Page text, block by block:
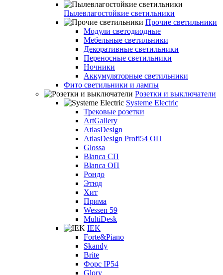
Пылевлагостойкие светильники
Прочие светильники
Модули светодиодные
Мебельные светильники
Декоративные светильники
Переносные светильники
Ночники
Аккумуляторные светильники
Фито светильники и лампы
Розетки и выключатели
Systeme Electric
Трековые розетки
ArtGallery
AtlasDesign
AtlasDesign Profi54 ОП
Glossa
Blanca СП
Blanca ОП
Рондо
Этюд
Хит
Прима
Wessen 59
MultiDesk
IEK
Forte&Piano
Skandy
Brite
Форс IP54
Glory